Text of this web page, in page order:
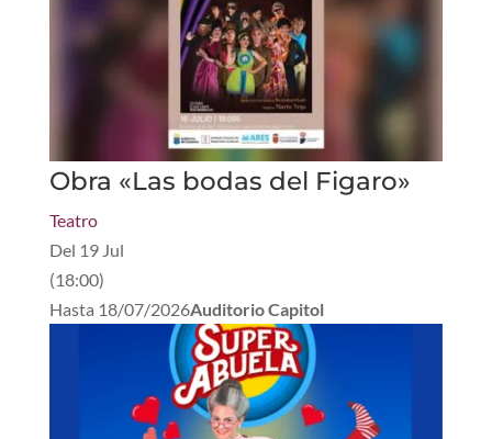
Obra «Las bodas del Figaro»
Teatro
Del 19 Jul
(18:00)
Hasta 18/07/2026Auditorio Capitol